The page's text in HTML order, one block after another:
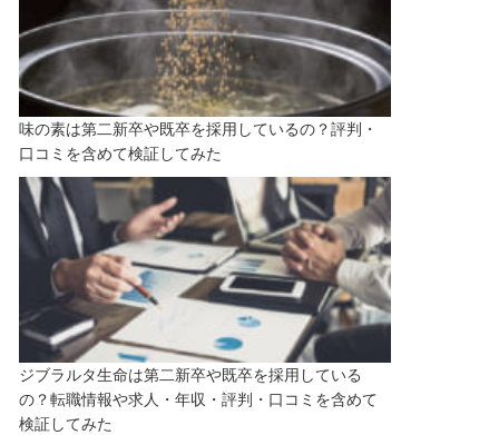
味の素は第二新卒や既卒を採用しているの？評判・
口コミを含めて検証してみた
ジブラルタ生命は第二新卒や既卒を採用している
の？転職情報や求人・年収・評判・口コミを含めて
検証してみた